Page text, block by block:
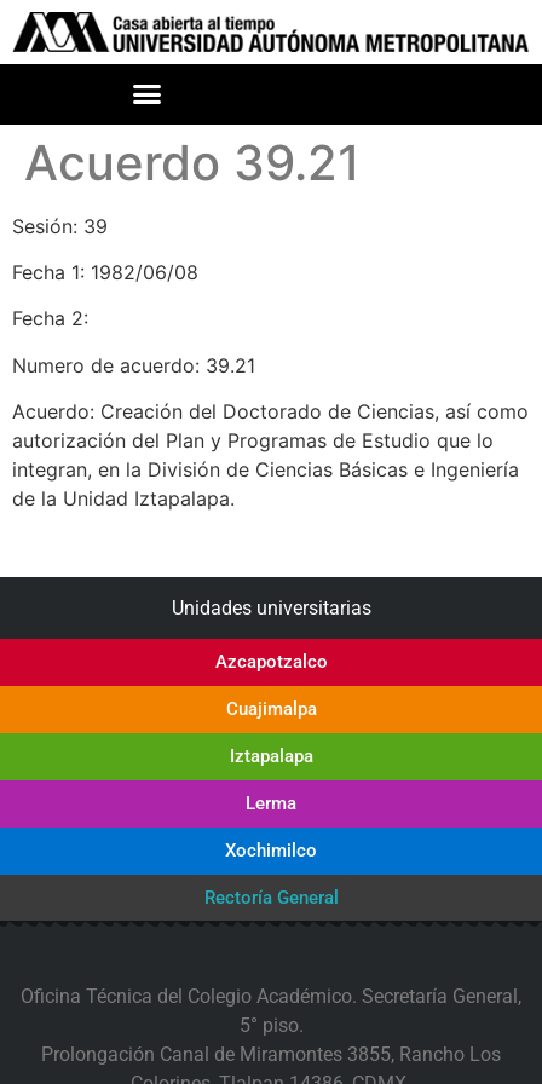
Acuerdo 39.21
Sesión: 39
Fecha 1: 1982/06/08
Fecha 2:
Numero de acuerdo: 39.21
Acuerdo: Creación del Doctorado de Ciencias, así como
autorización del Plan y Programas de Estudio que lo
integran, en la División de Ciencias Básicas e Ingeniería
de la Unidad Iztapalapa.
Unidades universitarias
Azcapotzalco
Cuajimalpa
Iztapalapa
Lerma
Xochimilco
Rectoría General
Oficina Técnica del Colegio Académico. Secretaría General,
5° piso.
Prolongación Canal de Miramontes 3855, Rancho Los